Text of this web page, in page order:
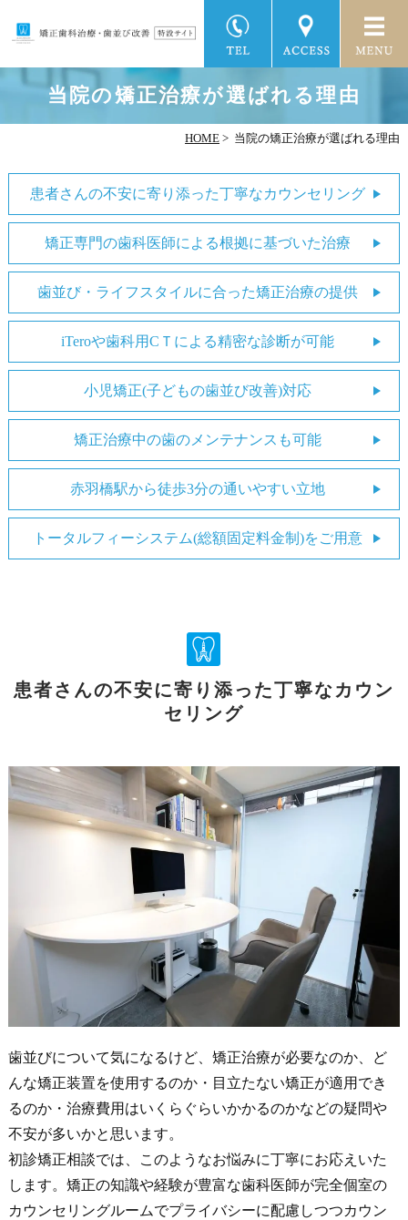
当院の矯正治療が選ばれる理由
HOME > 当院の矯正治療が選ばれる理由
患者さんの不安に寄り添った丁寧なカウンセリング
矯正専門の歯科医師による根拠に基づいた治療
歯並び・ライフスタイルに合った矯正治療の提供
iTeroや歯科用CＴによる精密な診断が可能
小児矯正(子どもの歯並び改善)対応
矯正治療中の歯のメンテナンスも可能
赤羽橋駅から徒歩3分の通いやすい立地
トータルフィーシステム(総額固定料金制)をご用意
患者さんの不安に寄り添った丁寧なカウン
セリング
歯並びについて気になるけど、矯正治療が必要なのか、ど
んな矯正装置を使用するのか・目立たない矯正が適用でき
るのか・治療費用はいくらぐらいかかるのかなどの疑問や
不安が多いかと思います。
初診矯正相談では、このようなお悩みに丁寧にお応えいた
します。矯正の知識や経験が豊富な歯科医師が完全個室の
カウンセリングルームでプライバシーに配慮しつつカウン